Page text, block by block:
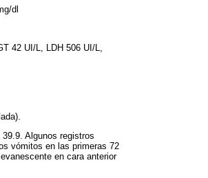
dl
42 UI/L, LDH 506 UI/L,
Algunos registros
vómitos en las primeras 72
en cara anterior